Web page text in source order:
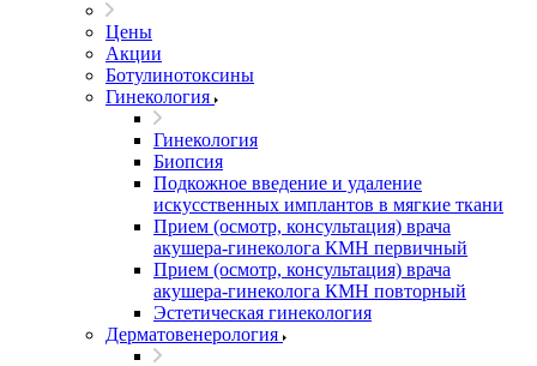
Цены
Акции
Ботулинотоксины
Гинекология
Гинекология
Биопсия
Подкожное введение и удаление
искусственных имплантов в мягкие ткани
Прием (осмотр, консультация) врача
акушера-гинеколога КМН первичный
Прием (осмотр, консультация) врача
акушера-гинеколога КМН повторный
Эстетическая гинекология
Дерматовенерология